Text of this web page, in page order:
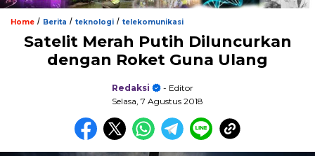
Home / Berita / teknologi / telekomunikasi
Satelit Merah Putih Diluncurkan
dengan Roket Guna Ulang
Redaksi
- Editor
Selasa, 7 Agustus 2018